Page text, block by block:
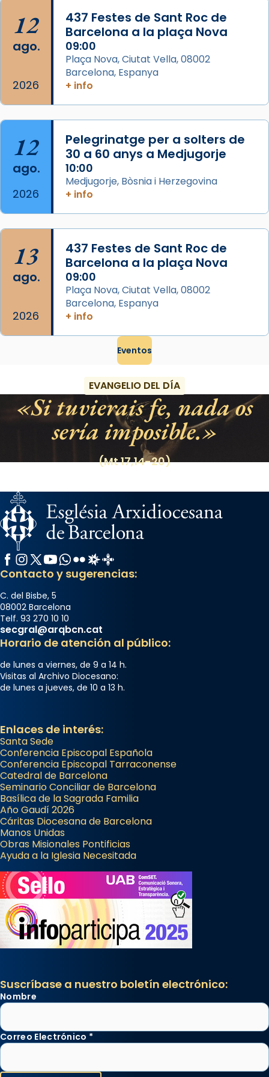
Acompanyant la història de sant Cugat, a
partir de l’Edat Mitjana sorgeix la tradició
que les santes Juliana (“relatiu a Júlia”) i
Semproniana (“relatiu a Semprònia =
eterna”) són deixebles seves. I l’any 1667, el
frare Joan Gaspar Roig, afirma en una obra
que les santes són filles de l’antiga Iluro.
Mataró en reivindicarà les relíq
Foto
View on Facebook ·
12
ago.
2026
437 Festes de Sant Roc de
Barcelona a la plaça Nova
09:00
Plaça Nova, Ciutat Vella, 08002
Barcelona, Espanya
+ info
12
ago.
2026
Pelegrinatge per a solters de
30 a 60 anys a Medjugorje
10:00
Medjugorje, Bòsnia i Herzegovina
+ info
13
ago.
2026
437 Festes de Sant Roc de
Barcelona a la plaça Nova
09:00
Plaça Nova, Ciutat Vella, 08002
Barcelona, Espanya
+ info
Eventos
EVANGELIO DEL DÍA
Si tuvierais fe, nada os
sería imposible.
(Mt 17,14-20)
Facebook
Instagram
X / Twitter
YouTube
WhatsApp
FlickrRadio Estel
Catalunya Cristiana
Contacto y sugerencias:
C. del Bisbe, 5
08002 Barcelona
Telf. 93 270 10 10
secgral@arqbcn.cat
Horario de atención al público:
de lunes a viernes, de 9 a 14 h.
Visitas al Archivo Diocesano:
de lunes a jueves, de 10 a 13 h.
Enlaces de interés:
Santa Sede
Conferencia Episcopal Española
Conferencia Episcopal Tarraconense
Catedral de Barcelona
Seminario Conciliar de Barcelona
Basílica de la Sagrada Familia
Año Gaudí 2026
Cáritas Diocesana de Barcelona
Manos Unidas
Obras Misionales Pontificias
Ayuda a la Iglesia Necesitada
Suscríbase a nuestro boletín electrónico:
Nombre
Correo Electrónico *